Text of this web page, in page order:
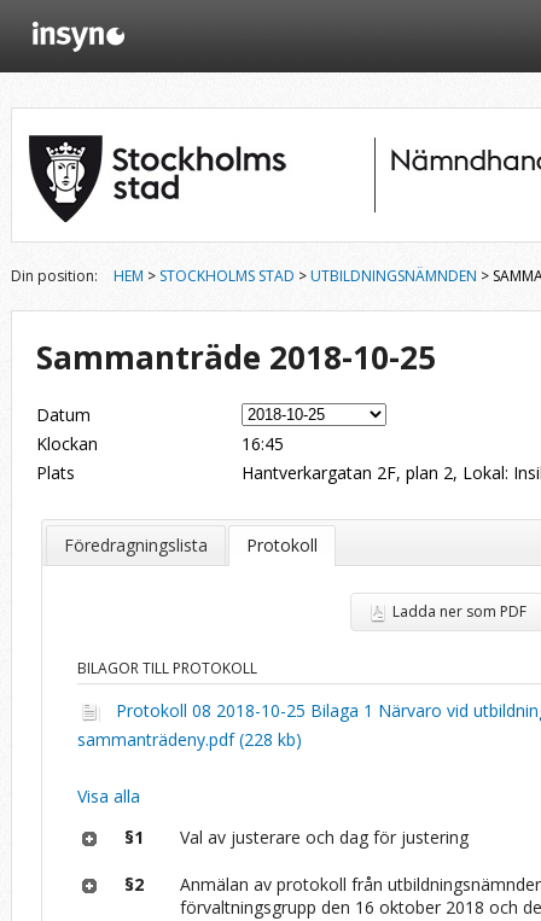
Din position: HEM > STOCKHOLMS STAD >UTBILDNINGSNÄMNDEN >
Sammanträde 2018-10-25
Datum
Klockan
16:45
Plats
Hantverkargatan 2F, plan 2, Lokal:
Föredragningslista Protokoll
Ladda ner som PDF
BILAGOR TILL PROTOKOLL
Protokoll 08 2018-10-25 Bilaga 1 Närvaro vid
sammanträdeny.pdf (228 kb)
Visa alla
§1
Val av justerare och dag för justering
§2
Anmälan av protokoll från
förvaltningsgrupp den 16 oktober 2018 och